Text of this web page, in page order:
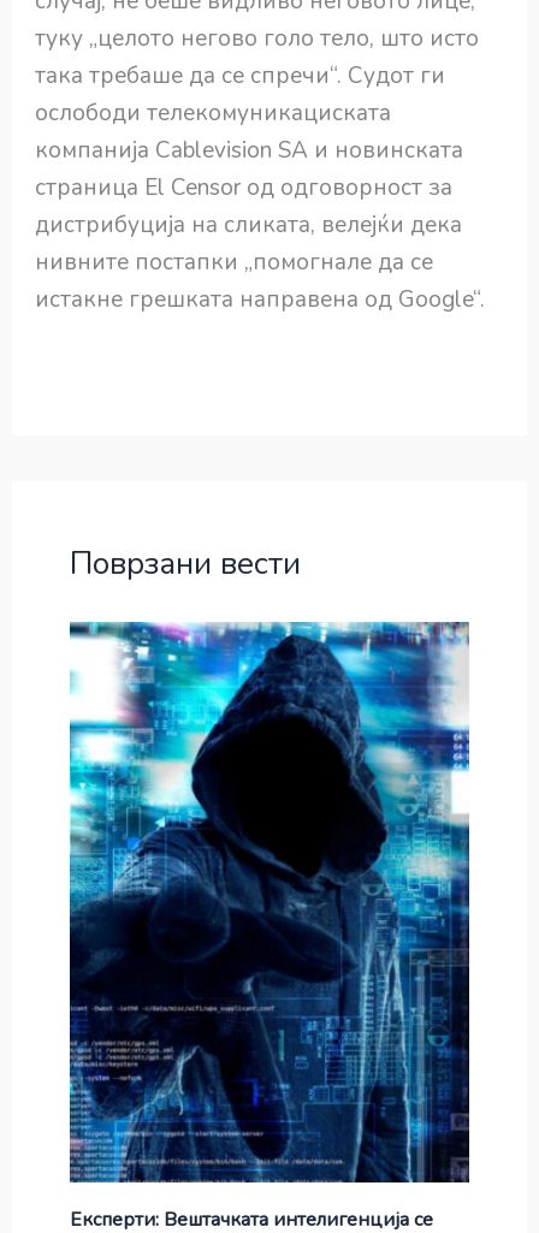
туку „целото негово голо тело, што исто
така требаше да се спречи“. Судот ги
ослободи телекомуникациската
компанија Cablevision SA и новинската
страница El Censor од одговорност за
дистрибуција на сликата, велејќи дека
нивните постапки „помогнале да се
истакне грешката направена од Google“.
Поврзани вести
Експерти: Вештачката интелигенција се